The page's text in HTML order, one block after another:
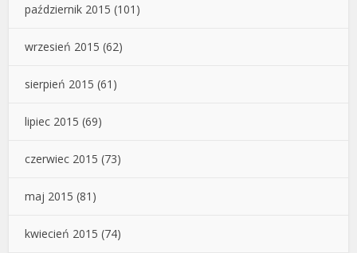
październik 2015 (101)
wrzesień 2015 (62)
sierpień 2015 (61)
lipiec 2015 (69)
czerwiec 2015 (73)
maj 2015 (81)
kwiecień 2015 (74)